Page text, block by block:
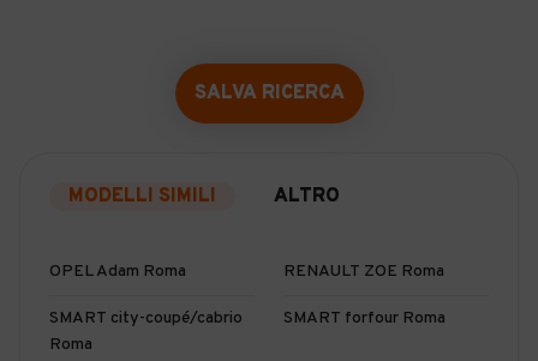
SALVA RICERCA
MODELLI SIMILI ALTRO
OPEL Adam Roma RENAULT ZOE Roma
SMART city-coupé/cabrio
Roma
SMART forfour Roma